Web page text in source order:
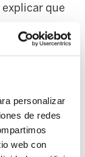
personalizar
de redes
web con
que
citar
imagen de
flota en
la